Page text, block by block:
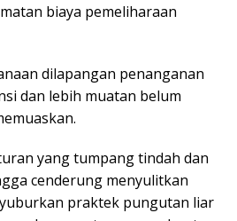
biaya pemeliharaan
dilapangan penanganan
dan lebih muatan belum
yang tumpang tindah dan
cenderung menyulitkan
praktek pungutan liar